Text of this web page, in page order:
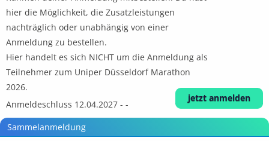
hier die Möglichkeit, die Zusatzleistungen
nachträglich oder unabhängig von einer
Anmeldung zu bestellen.
Hier handelt es sich NICHT um die Anmeldung als
Teilnehmer zum Uniper Düsseldorf Marathon
2026.
Anmeldeschluss 12.04.2027 - -
jetzt anmelden
Sammelanmeldung